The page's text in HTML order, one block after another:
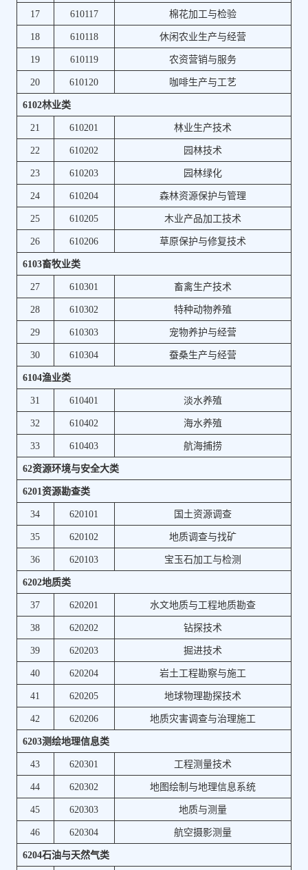
17
610117
棉花加工与检验
18
610118
休闲农业生产与经营
19
610119
农资营销与服务
20
610120
咖啡生产与工艺
6102林业类
21
610201
林业生产技术
22
610202
园林技术
23
610203
园林绿化
24
610204
森林资源保护与管理
25
610205
木业产品加工技术
26
610206
草原保护与修复技术
6103畜牧业类
27
610301
畜禽生产技术
28
610302
特种动物养殖
29
610303
宠物养护与经营
30
610304
蚕桑生产与经营
6104渔业类
31
610401
淡水养殖
32
610402
海水养殖
33
610403
航海捕捞
62资源环境与安全大类
6201资源勘查类
34
620101
国土资源调查
35
620102
地质调查与找矿
36
620103
宝玉石加工与检测
6202地质类
37
620201
水文地质与工程地质勘查
38
620202
钻探技术
39
620203
掘进技术
40
620204
岩土工程勘察与施工
41
620205
地球物理勘探技术
42
620206
地质灾害调查与治理施工
6203测绘地理信息类
43
620301
工程测量技术
44
620302
地图绘制与地理信息系统
45
620303
地质与测量
46
620304
航空摄影测量
6204石油与天然气类